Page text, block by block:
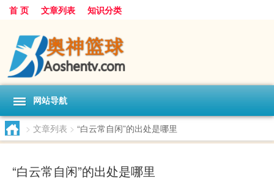
首 页 文章列表 知识分类
网站导航
> 文章列表 > “白云常自闲”的出处是哪里
“白云常自闲”的出处是哪里